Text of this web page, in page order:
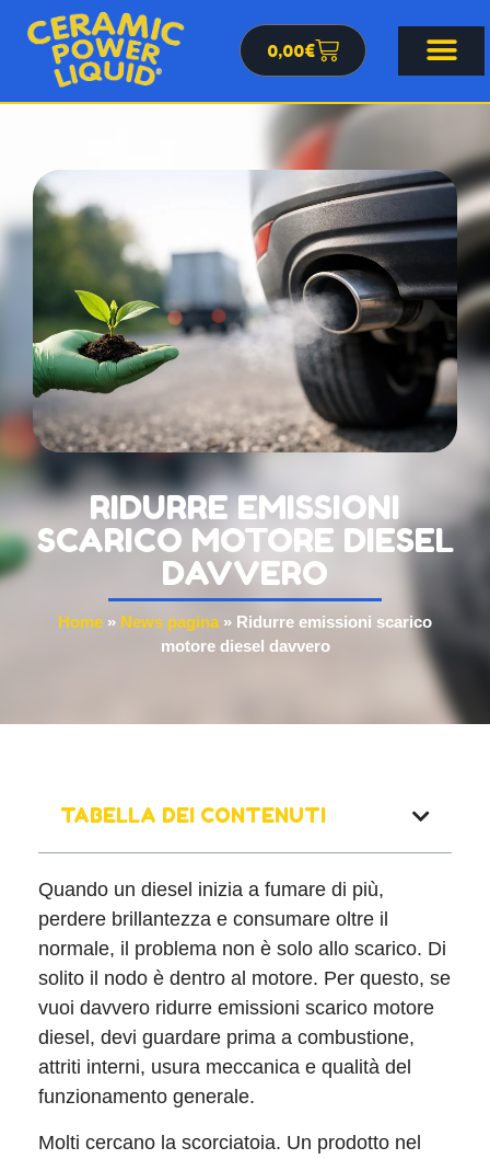
0,00€
RIDURRE EMISSIONI
SCARICO MOTORE DIESEL
DAVVERO
Home » News pagina» Ridurre emissioni scarico
motore diesel davvero
TABELLA DEI CONTENUTI
Quando un diesel inizia a fumare di più,
perdere brillantezza e consumare oltre il
normale, il problema non è solo allo scarico. Di
solito il nodo è dentro al motore. Per questo, se
vuoi davvero ridurre emissioni scarico motore
diesel, devi guardare prima a combustione,
attriti interni, usura meccanica e qualità del
funzionamento generale.
Molti cercano la scorciatoia. Un prodotto nel